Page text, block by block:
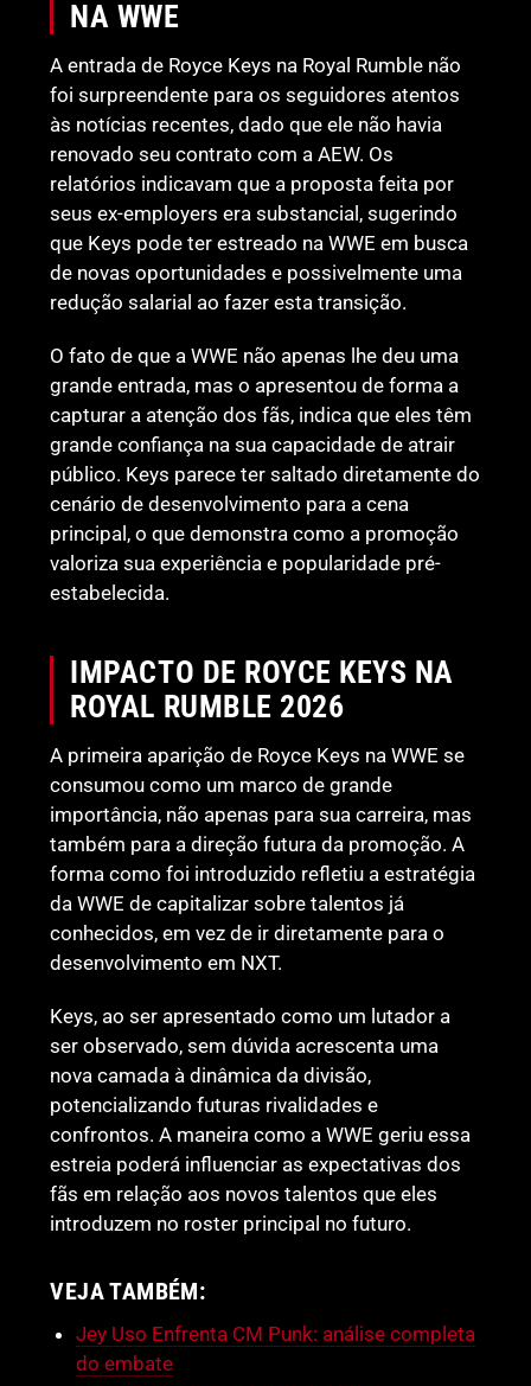
NA WWE
A entrada de Royce Keys na Royal Rumble não
foi surpreendente para os seguidores atentos
às notícias recentes, dado que ele não havia
renovado seu contrato com a AEW. Os
relatórios indicavam que a proposta feita por
seus ex-employers era substancial, sugerindo
que Keys pode ter estreado na WWE em busca
de novas oportunidades e possivelmente uma
redução salarial ao fazer esta transição.
O fato de que a WWE não apenas lhe deu uma
grande entrada, mas o apresentou de forma a
capturar a atenção dos fãs, indica que eles têm
grande confiança na sua capacidade de atrair
público. Keys parece ter saltado diretamente do
cenário de desenvolvimento para a cena
principal, o que demonstra como a promoção
valoriza sua experiência e popularidade pré-
estabelecida.
IMPACTO DE ROYCE KEYS NA
ROYAL RUMBLE 2026
A primeira aparição de Royce Keys na WWE se
consumou como um marco de grande
importância, não apenas para sua carreira, mas
também para a direção futura da promoção. A
forma como foi introduzido refletiu a estratégia
da WWE de capitalizar sobre talentos já
conhecidos, em vez de ir diretamente para o
desenvolvimento em NXT.
Keys, ao ser apresentado como um lutador a
ser observado, sem dúvida acrescenta uma
nova camada à dinâmica da divisão,
potencializando futuras rivalidades e
confrontos. A maneira como a WWE geriu essa
estreia poderá influenciar as expectativas dos
fãs em relação aos novos talentos que eles
introduzem no roster principal no futuro.
VEJA TAMBÉM:
Jey Uso Enfrenta CM Punk: análise completa
do embate